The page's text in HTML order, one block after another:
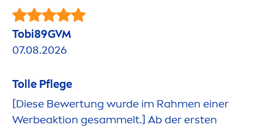
Tobi89GVM
07.08.2026
Tolle Pflege
[Diese Bewertung wurde im Rahmen einer
Werbeaktion gesammelt.] Ab der ersten